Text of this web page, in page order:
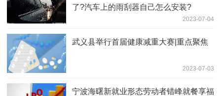
了?汽车上的雨刮器自己怎么安装?
2023-07-04
武义县举行首届健康减重大赛|重点聚焦
2023-07-03
宁波海曙新就业形态劳动者错峰就餐享福